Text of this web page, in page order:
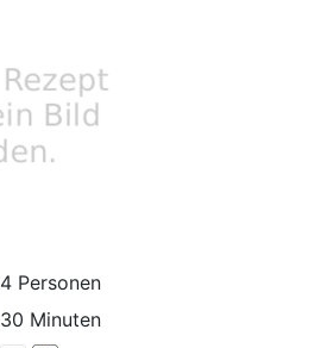
4 Personen
30 Minuten